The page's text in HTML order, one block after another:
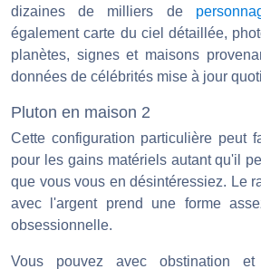
dizaines de milliers de
également carte du ciel détaillée,
planètes, signes et maisons
données de célébrités mise à jour
Pluton en maison 2
Cette configuration particulière peut
pour les gains matériels autant qu'il
que vous vous en désintéressiez. Le
avec l'argent prend une forme
obsessionnelle.
Vous pouvez avec obstination